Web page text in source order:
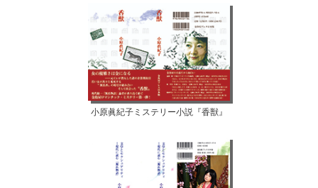
小原眞紀子ミステリー小説『香獣』